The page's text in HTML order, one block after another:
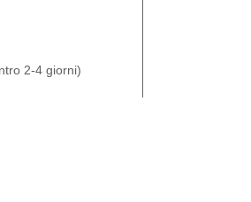
2-4 giorni)